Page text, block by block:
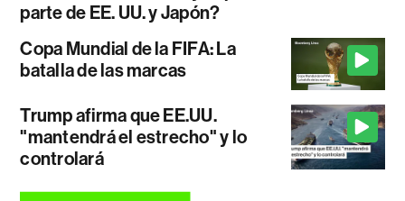
parte de EE. UU. y Japón?
Copa Mundial de la FIFA: La
batalla de las marcas
Trump afirma que EE.UU.
"mantendrá el estrecho" y lo
controlará